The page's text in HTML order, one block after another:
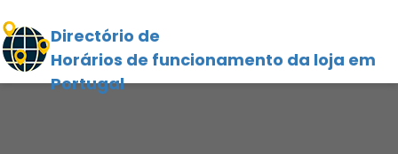
Directório de
Horários de funcionamento da loja em
Portugal